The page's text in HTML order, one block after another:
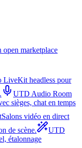
marketplace
LiveKit headless pour
UTD Audio Room
sièges, chat en temps
Salons vidéo en direct
de scène.
UTD
étalonnage